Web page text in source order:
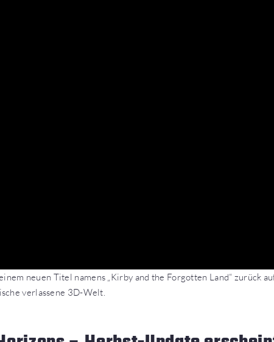
neuen Titel namens „Kirby and the Forgotten Land“ zurück
verlassene 3D-Welt.